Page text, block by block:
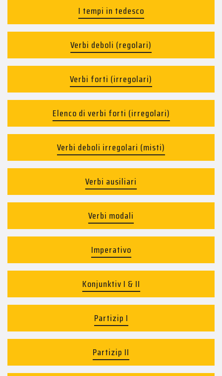
I tempi in tedesco
Verbi deboli (regolari)
Verbi forti (irregolari)
Elenco di verbi forti (irregolari)
Verbi deboli irregolari (misti)
Verbi ausiliari
Verbi modali
Imperativo
Konjunktiv I & II
Partizip I
Partizip II